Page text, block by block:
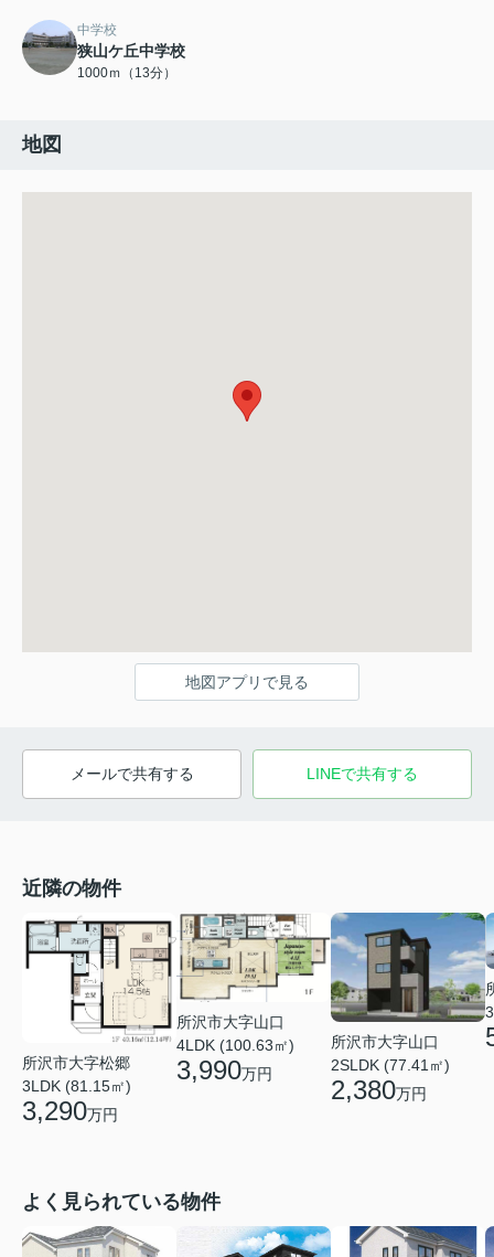
中学校
狭山ケ丘中学校
1000ｍ（13分）
地図
地図アプリで見る
メールで共有する LINEで共有する
近隣の物件
所沢市大字松郷
3LDK (81.15㎡)
3,290万円
所沢市大字山口
4LDK (100.63㎡)
3,990万円
所沢市大字山口
2SLDK (77.41㎡)
2,380万円
よく見られている物件